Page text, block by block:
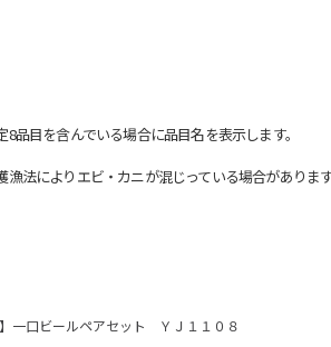
目を含んでいる場合に品目名を表示します。
によりエビ・カニが混じっている場合がありま
】一口ビールペアセット ＹＪ１１０８